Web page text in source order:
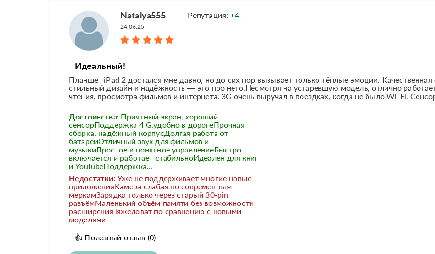
Natalya555 Репутация:+4
24.06.25
Идеальный!
Планшет iPad 2 достался мне давно, но до сих пор вызывает только тёплые эмоции. Качественная
стильный дизайн и надёжность — это про него.Несмотря на устаревшую модель, отлично
чтения, просмотра фильмов и интернета. 3G очень выручал в поездках, когда не было Wi-Fi.
Достоинства: Приятный экран, хороший
сенсорПоддержка 4 G,удобно в дорогеПрочная
сборка, надёжный корпусДолгая работа от
батареиОтличный звук для фильмов и
музыкиПростое и понятное управлениеБыстро
включается и работает стабильноИдеален для книг
и YouTubeПоддержка...
Недостатки: Уже не поддерживает многие новые
приложенияКамера слабая по современным
меркамЗарядка только через старый 30-pin
разъёмМаленький объём памяти без возможности
расширенияТяжеловат по сравнению с новыми
моделями
👍 Полезный отзыв (0)